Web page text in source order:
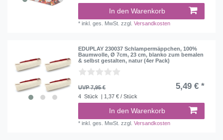
In den Warenkorb
*inkl. ges. MwSt. zzgl.Versandkosten
EDUPLAY 230037 Schlampermäppchen, 100%
Baumwolle, Ø 7cm, 23 cm, blanko zum bemalen
& selbst gestalten, natur (4er Pack)
UVP 7,95 € 5,49 € *
4 Stück | 1,37 € / Stück
In den Warenkorb
*inkl. ges. MwSt. zzgl.Versandkosten